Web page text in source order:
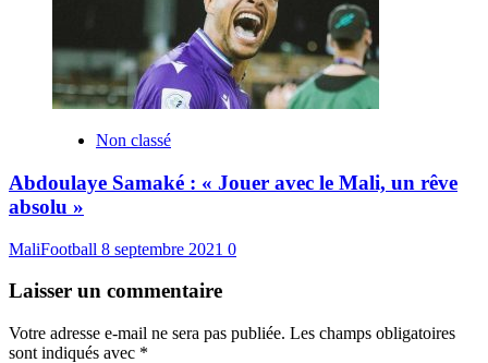
Non classé
Abdoulaye Samaké : « Jouer avec le Mali, un rêve
absolu »
MaliFootball 8 septembre 2021 0
Laisser un commentaire
Votre adresse e-mail ne sera pas publiée. Les champs obligatoires
sont indiqués avec *